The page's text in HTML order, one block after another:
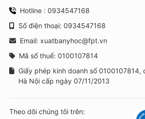
Hotline : 0934547168
Số điện thoại: 0934547168
Email: xuatbanyhoc@fpt.vn
Mã số thuế: 0100107814
Giấy phép kinh doanh số 0100107814,
Hà Nội cấp ngày 07/11/2013
Theo dõi chúng tôi trên: